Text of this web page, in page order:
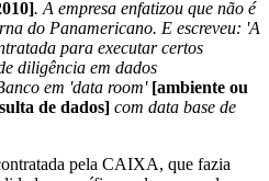
. A empresa enfatizou que não é
do Panamericano. E escreveu: 'A
para executar certos
diligência em dados
em 'data room' [ambiente ou
de dados] com data base de
pela CAIXA, que fazia